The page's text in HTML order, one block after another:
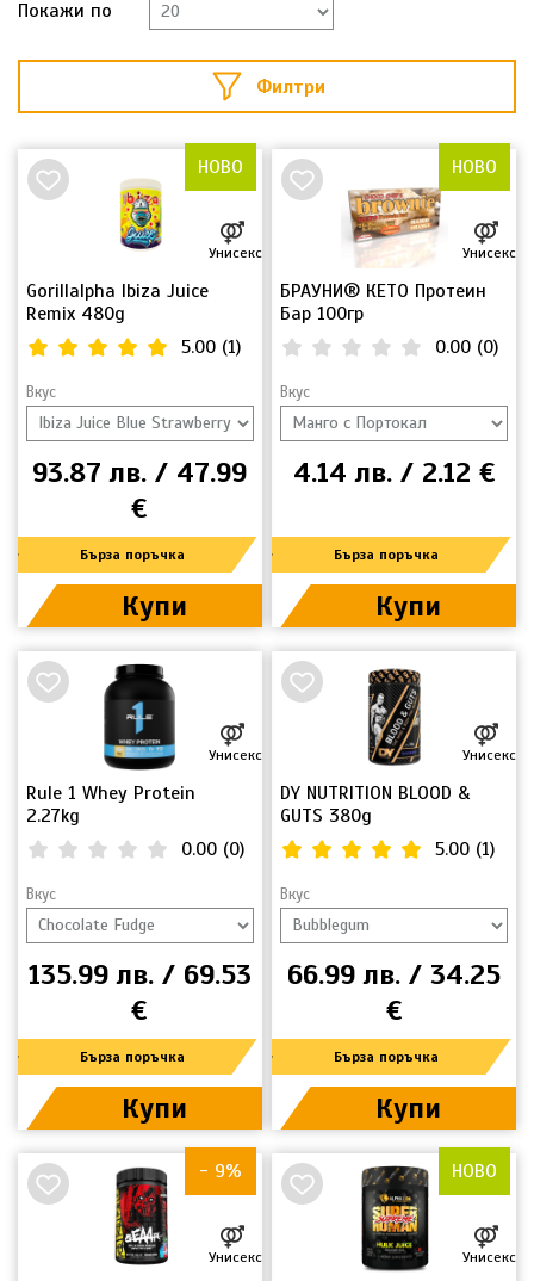
Покажи по
Филтри
НОВО
Gorillalpha Ibiza Juice
Remix 480g
Унисекс
5.00 (1)
Вкус
93.87 лв. / 47.99
€
Бърза поръчка
Купи
НОВО
БРАУНИ® КЕТО Протеин
Бар 100гр
Унисекс
0.00 (0)
Вкус
4.14 лв. / 2.12 €
Бърза поръчка
Купи
Rule 1 Whey Protein
2.27kg
Унисекс
0.00 (0)
Вкус
135.99 лв. / 69.53
€
Бърза поръчка
Купи
DY NUTRITION BLOOD &
GUTS 380g
Унисекс
5.00 (1)
Вкус
66.99 лв. / 34.25
€
Бърза поръчка
Купи
НОВО
- 9%
Унисекс
НОВО
Унисекс